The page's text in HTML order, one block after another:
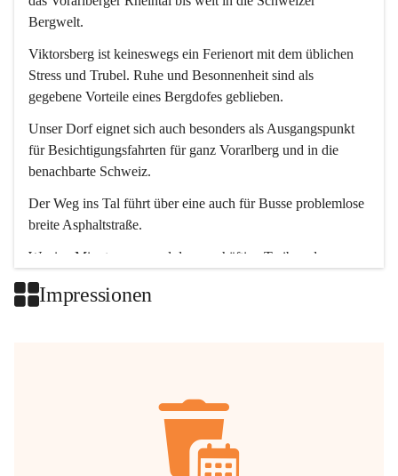
Bergwelt.
Viktorsberg ist keineswegs ein Ferienort mit dem üblichen
Stress und Trubel. Ruhe und Besonnenheit sind als
gegebene Vorteile eines Bergdofes geblieben.
Unser Dorf eignet sich auch besonders als Ausgangspunkt
für Besichtigungsfahrten für ganz Vorarlberg und in die
benachbarte Schweiz.
Der Weg ins Tal führt über eine auch für Busse problemlose
breite Asphaltstraße.
Wenige Minuten nur, und das geschäftige Treiben der
Impressionen